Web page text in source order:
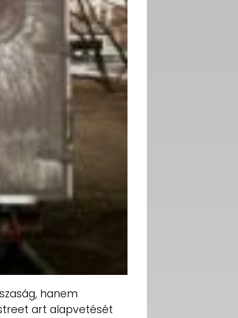
hanem
art alapvetését